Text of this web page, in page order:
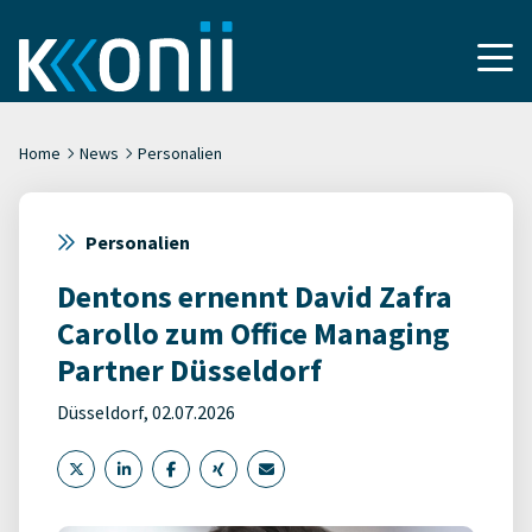
Home News Personalien
Personalien
Dentons ernennt David Zafra
Carollo zum Office Managing
Partner Düsseldorf
Düsseldorf, 02.07.2026